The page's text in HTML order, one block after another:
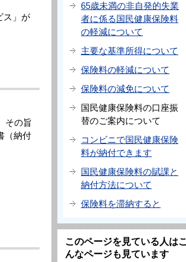
ス」が
その旨
（納付
65歳未満の非自発的失業
者に係る国民健康保険料
の軽減について
主要な基準所得について
保険料の軽減について
保険料の減免について
国民健康保険料の口座振
替のご案内について
コンビニで国民健康保険
料が納付できます
国民健康保険料の賦課と
納付方法について
保険料を滞納すると
このページを見ている人はこ
んなページも見ています